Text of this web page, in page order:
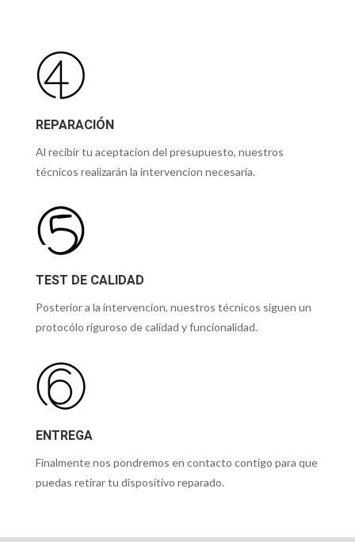
REPARACIÓN
Al recibir tu aceptacion del presupuesto, nuestros
técnicos realizarán la intervencion necesaria.
TEST DE CALIDAD
Posterior a la intervencion, nuestros técnicos siguen un
protocólo riguroso de calidad y funcionalidad.
ENTREGA
Finalmente nos pondremos en contacto contigo para que
puedas retirar tu dispositivo reparado.